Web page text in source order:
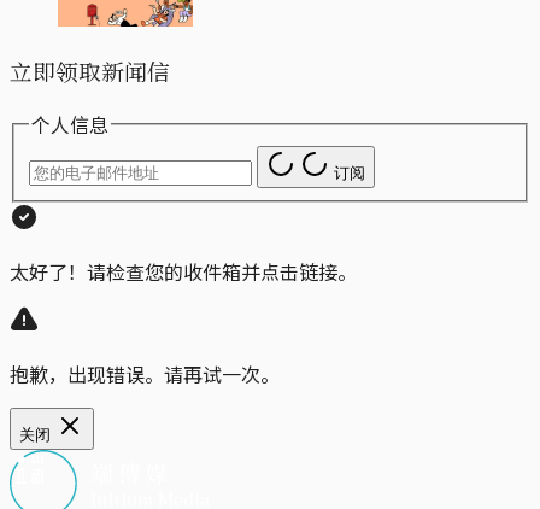
立即领取新闻信
个人信息
订阅
太好了！请检查您的收件箱并点击链接。
抱歉，出现错误。请再试一次。
关闭